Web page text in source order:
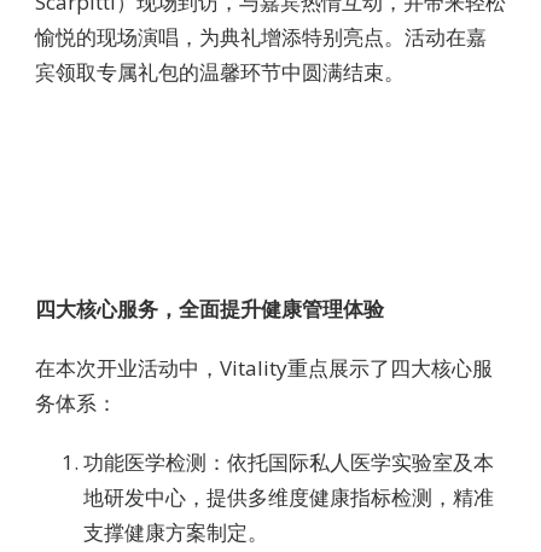
愉悦的现场演唱，为典礼增添特别亮点。活动在嘉
宾领取专属礼包的温馨环节中圆满结束。
四大核心服务，全面提升健康管理体验
在本次开业活动中，Vitality重点展示了四大核心服
务体系：
功能医学检测：依托国际私人医学实验室及本
地研发中心，提供多维度健康指标检测，精准
支撑健康方案制定。